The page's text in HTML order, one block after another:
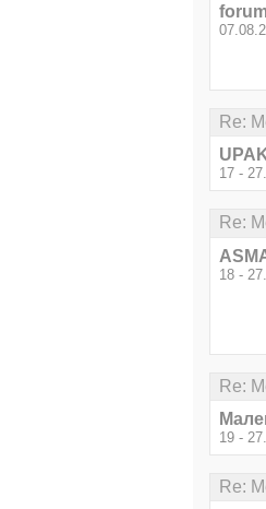
Re:
17 -
Re:
18 -
Re:
19 -
Re: